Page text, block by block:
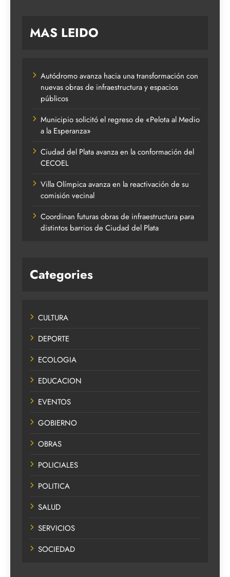
MAS LEIDO
Autódromo avanza hacia una transformación con
nuevas obras de infraestructura y espacios
públicos
Municipio solicitó el regreso de «Pelota al Medio
a la Esperanza»
Ciudad del Plata avanza en la conformación del
CECOEL
Villa Olímpica avanza en la reactivación de su
comisión vecinal
Coordinan futuras obras de infraestructura para
distintos barrios de Ciudad del Plata
Categories
CULTURA
DEPORTE
ECOLOGIA
EDUCACION
EVENTOS
GOBIERNO
OBRAS
POLICIALES
POLITICA
SALUD
SERVICIOS
SOCIEDAD